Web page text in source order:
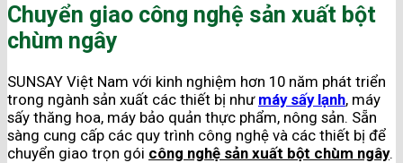
Chuyển giao công nghệ sản xuất bột
chùm ngây
SUNSAY Việt Nam với kinh nghiệm hơn 10 năm phát triển
trong ngành sản xuất các thiết bị như máy sấy lạnh, máy
sấy thăng hoa, máy bảo quản thực phẩm, nông sản. Sẵn
sàng cung cấp các quy trình công nghệ và các thiết bị để
chuyển giao trọn gói công nghệ sản xuất bột chùm ngây.